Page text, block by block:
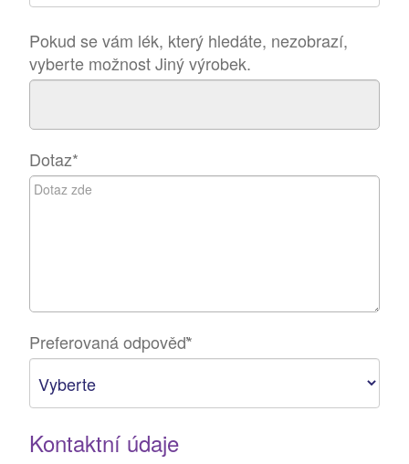
Pokud se vám lék, který hledáte, nezobrazí,
vyberte možnost Jiný výrobek.
Dotaz*
Preferovaná odpověď*
Kontaktní údaje